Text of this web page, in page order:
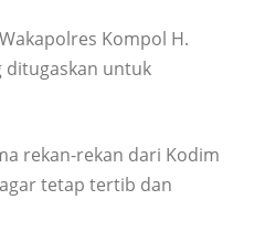
Kompol H.
ditugaskan untuk
rekan-rekan dari Kodim
tetap tertib dan